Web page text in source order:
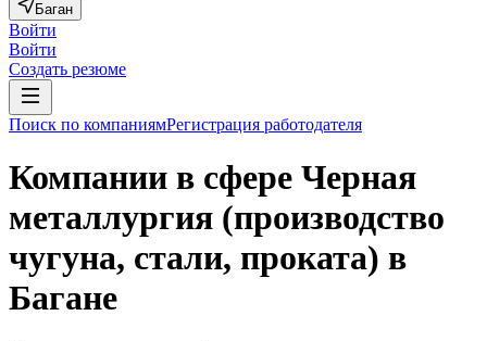
Баган
Войти
Войти
Создать резюме
Поиск по компаниямРегистрация работодателя
Компании в сфере Черная
металлургия (производство
чугуна, стали, проката) в
Багане